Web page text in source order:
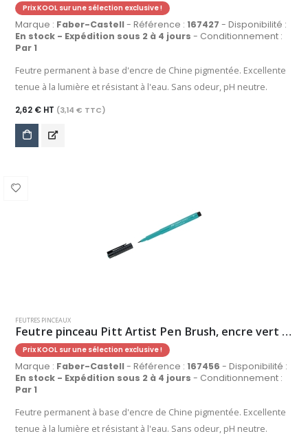
Prix KOOL sur une sélection exclusive !
Marque : Faber-Castell- Référence : 167427 - Disponibilité :
En stock - Expédition sous 2 à 4 jours - Conditionnement :
Par 1
Feutre permanent à base d'encre de Chine pigmentée. Excellente
tenue à la lumière et résistant à l'eau. Sans odeur, pH neutre.
2,62 € HT (3,14 € TTC)
FEUTRES PINCEAUX
Feutre pinceau Pitt Artist Pen Brush, encre vert de cobalt
Prix KOOL sur une sélection exclusive !
Marque : Faber-Castell- Référence : 167456 - Disponibilité :
En stock - Expédition sous 2 à 4 jours - Conditionnement :
Par 1
Feutre permanent à base d'encre de Chine pigmentée. Excellente
tenue à la lumière et résistant à l'eau. Sans odeur, pH neutre.